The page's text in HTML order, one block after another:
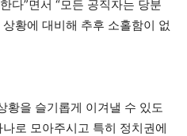
다”면서 “모든 공직자는 당분
황에 대비해 추후 소홀함이 없
황을 슬기롭게 이겨낼 수 있도
로 모아주시고 특히 정치권에